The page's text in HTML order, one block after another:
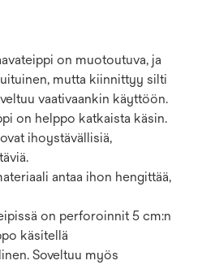
on muotoutuva, ja
mutta kiinnittyy silti
vaativaankin käyttöön.
on helppo katkaista käsin.
ihoystävällisiä,
antaa ihon hengittää,
on perforoinnit 5 cm:n
käsitellä
Soveltuu myös